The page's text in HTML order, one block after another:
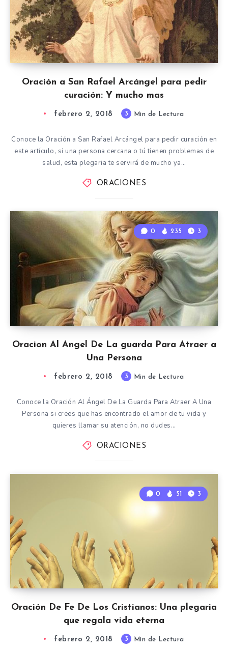
Oración a San Rafael Arcángel para pedir
curación: Y mucho mas
febrero 2, 2018 3 Min de Lectura
Conoce la Oración a San Rafael Arcángel para pedir curación en
este artículo, si una persona cercana o tú tienen problemas de
salud, esta plegaria te servirá de mucho ya…
ORACIONES
Oracion Al Angel De La guarda Para Atraer a
Una Persona
0 235 3
febrero 2, 2018 3 Min de Lectura
Conoce la Oración Al Ángel De La Guarda Para Atraer A Una
Persona si crees que has encontrado el amor de tu vida y
quieres llamar su atención, no dudes…
ORACIONES
Oración De Fe De Los Cristianos: Una plegaria
que regala vida eterna
0 51 3
febrero 2, 2018 3 Min de Lectura